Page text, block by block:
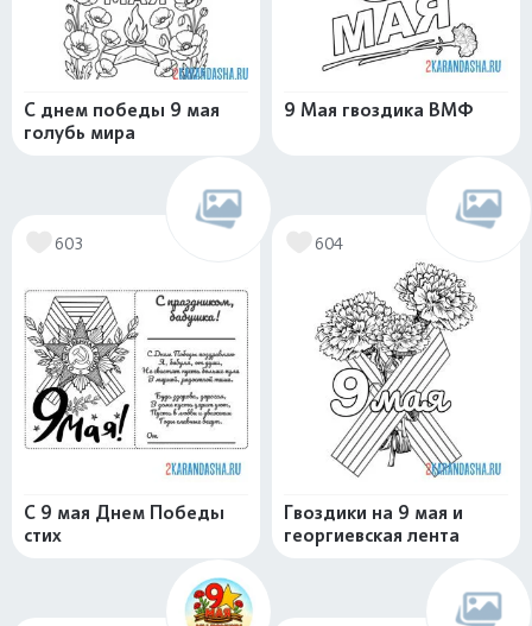
С днем победы 9 мая
голубь мира
9 Мая гвоздика ВМФ
603
С 9 мая Днем Победы
стих
604
Гвоздики на 9 мая и
георгиевская лента